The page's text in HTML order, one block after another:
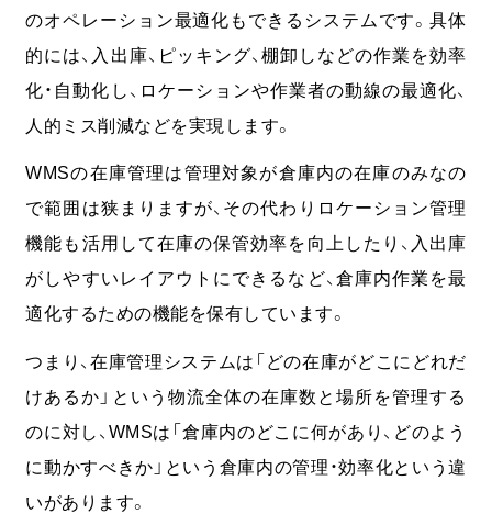
のオペレーション最適化もできるシステムです。具体
的には、入出庫、ピッキング、棚卸しなどの作業を効率
化・自動化し、ロケーションや作業者の動線の最適化、
人的ミス削減などを実現します。
WMSの在庫管理は管理対象が倉庫内の在庫のみなの
で範囲は狭まりますが、その代わりロケーション管理
機能も活用して在庫の保管効率を向上したり、入出庫
がしやすいレイアウトにできるなど、倉庫内作業を最
適化するための機能を保有しています。
つまり、在庫管理システムは「どの在庫がどこにどれだ
けあるか」という物流全体の在庫数と場所を管理する
のに対し、WMSは「倉庫内のどこに何があり、どのよう
に動かすべきか」という倉庫内の管理・効率化という違
いがあります。